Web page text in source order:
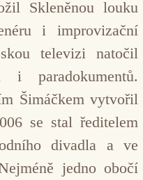
Skleněnou louku
i improvizační
televizi natočil
i paradokumentů.
Šimáčkem vytvořil
se stal ředitelem
divadla a ve
jedno obočí